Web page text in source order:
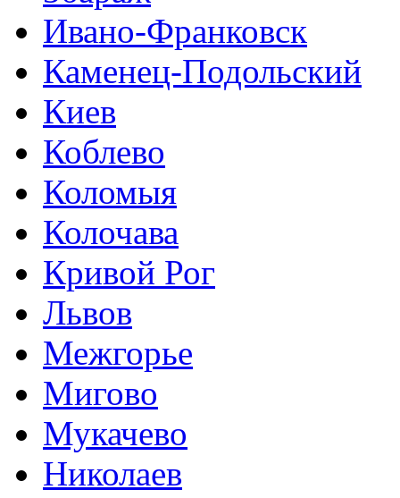
Ивано-Франковск
Каменец-Подольский
Киев
Коблево
Коломыя
Колочава
Кривой Рог
Львов
Межгорье
Мигово
Мукачево
Николаев